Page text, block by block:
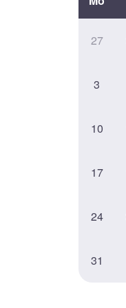
27
3
10
17
24
31